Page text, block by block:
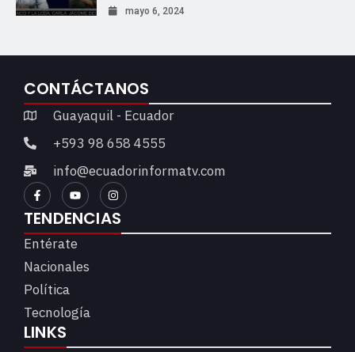
mayo 6, 2024
CONTÁCTANOS
Guayaquil - Ecuador
+593 98 658 4555
info@ecuadorinformatv.com
TENDENCIAS
Entérate
Nacionales
Política
Tecnología
LINKS